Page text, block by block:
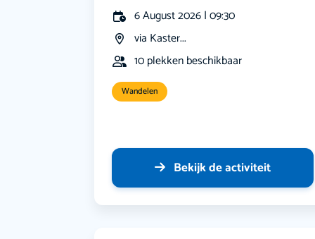
6 August 2026 | 09:30
via Kaster...
10 plekken beschikbaar
Wandelen
Bekijk de activiteit